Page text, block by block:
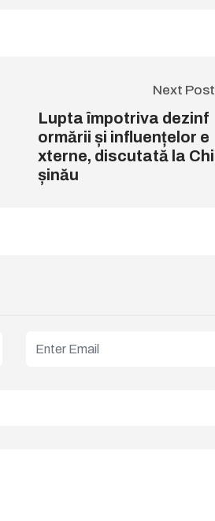
Next Post
Lupta împotriva dezinf
ormării și influențelor e
xterne, discutată la Chi
șinău